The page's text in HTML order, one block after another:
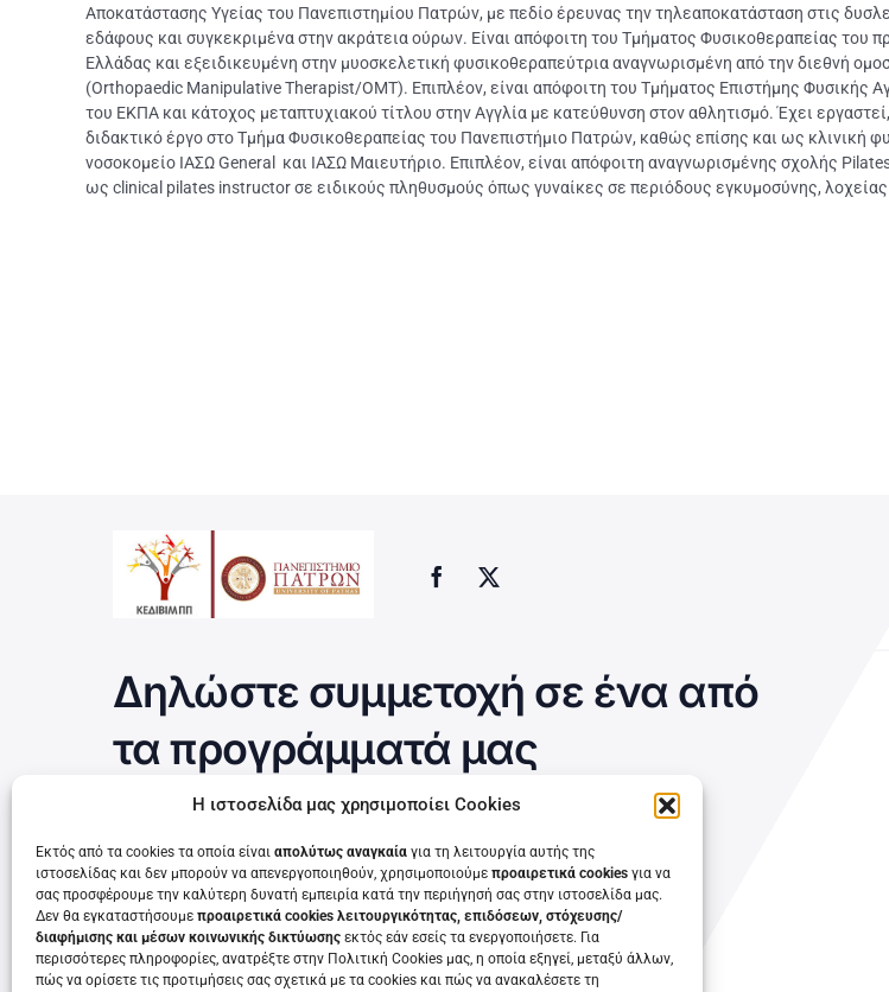
Η ιστοσελίδα μας χρησιμοποίει Cookies
Εκτός από τα cookies τα οποία είναι απολύτως αναγκαία για τη λειτουργία αυτής της
ιστοσελίδας και δεν μπορούν να απενεργοποιηθούν, χρησιμοποιούμε προαιρετικά cookies για να
σας προσφέρουμε την καλύτερη δυνατή εμπειρία κατά την περιήγησή σας στην ιστοσελίδα μας.
Δεν θα εγκαταστήσουμε προαιρετικά cookies λειτουργικότητας, επιδόσεων, στόχευσης/
διαφήμισης και μέσων κοινωνικής δικτύωσης εκτός εάν εσείς τα ενεργοποιήσετε. Για
περισσότερες πληροφορίες, ανατρέξτε στην Πολιτική Cookies μας, η οποία εξηγεί, μεταξύ άλλων,
πώς να ορίσετε τις προτιμήσεις σας σχετικά με τα cookies και πώς να ανακαλέσετε τη
Αποκατάστασης Υγείας του Πανεπιστημίου Πατρών, με πεδίο έρευνας την τηλεαποκατάσταση στις
εδάφους και συγκεκριμένα στην ακράτεια ούρων. Είναι απόφοιτη του Τμήματος Φυσικοθεραπείας του
Ελλάδας και εξειδικευμένη στην μυοσκελετική φυσικοθεραπεύτρια αναγνωρισμένη από την διεθνή
(Orthopaedic Manipulative Therapist/OMT). Επιπλέον, είναι απόφοιτη του Τμήματος Επιστήμης Φυσικής
του ΕΚΠΑ και κάτοχος μεταπτυχιακού τίτλου στην Αγγλία με κατεύθυνση στον αθλητισμό. Έχει
διδακτικό έργο στο Τμήμα Φυσικοθεραπείας του Πανεπιστήμιο Πατρών, καθώς επίσης και ως κλινική
νοσοκομείο ΙΑΣΩ General και ΙΑΣΩ Μαιευτήριο. Επιπλέον, είναι απόφοιτη αναγνωρισμένης σχολής Pilates
ως clinical pilates instructor σε ειδικούς πληθυσμούς όπως γυναίκες σε περιόδους εγκυμοσύνης,
Δηλώστε συμμετοχή σε ένα από
τα προγράμματά μας
Τρέχουν τώρα